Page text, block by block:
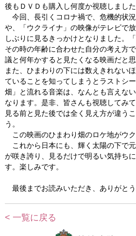
後もＤＶＤも購入し何度か視聴しました
今回、長引くコロナ禍で、危機的状
や、「ウクライナ」の映像がテレビで
しぶりに見るきっかけとなりました。
その時の年齢に合わせた自分の考え方
議と何年かすると見たくなる映画だと思
また、ひまわりの下には数えきれない
ていることを知ってしまうとラストシ
畑」と流れる音楽は、なんとも言えな
なります。是非、皆さんも視聴してみ
見る前と見た後では全く見え方が違う
う。
この映画のひまわり畑のロケ地がウク
これから日本にも、輝く太陽の下で
が咲き誇り、見るだけで明るい気持ち
す。楽しみです。
最後までお読みいただき、ありがとう
< 一覧に戻る